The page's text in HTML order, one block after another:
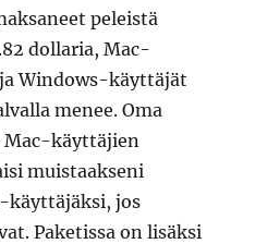
peleistä
dollaria, Mac-
Windows-käyttäjät
menee. Oma
Mac-käyttäjien
muistaakseni
käyttäjäksi, jos
Paketissa on lisäksi